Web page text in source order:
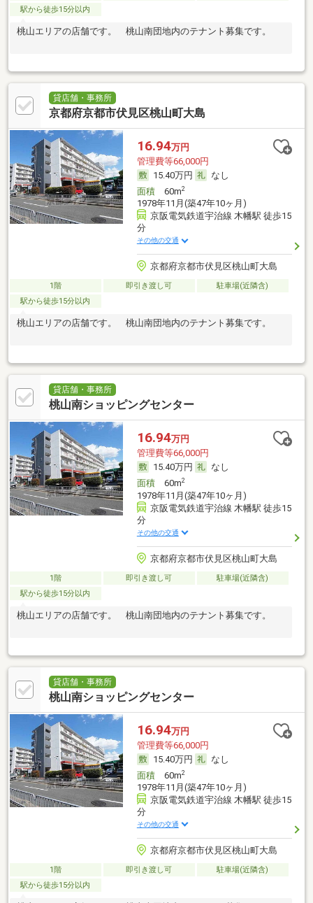
駅から徒歩15分以内
桃山エリアの店舗です。 桃山南団地内のテナント募集です。
貸店舗・事務所
京都府京都市伏見区桃山町大島
16.94万円
管理費等66,000円
15.40万円
なし
面積60m2
1978年11月(築47年10ヶ月)
京阪電気鉄道宇治線 木幡駅 徒歩15
分
その他の交通
京都府京都市伏見区桃山町大島
1階 即引き渡し可
駐車場(近隣含)
駅から徒歩15分以内
桃山エリアの店舗です。 桃山南団地内のテナント募集です。
貸店舗・事務所
桃山南ショッピングセンター
16.94万円
管理費等66,000円
15.40万円
なし
面積60m2
1978年11月(築47年10ヶ月)
京阪電気鉄道宇治線 木幡駅 徒歩15
分
その他の交通
京都府京都市伏見区桃山町大島
1階 即引き渡し可
駐車場(近隣含)
駅から徒歩15分以内
桃山エリアの店舗です。 桃山南団地内のテナント募集です。
貸店舗・事務所
桃山南ショッピングセンター
16.94万円
管理費等66,000円
15.40万円
なし
面積60m2
1978年11月(築47年10ヶ月)
京阪電気鉄道宇治線 木幡駅 徒歩15
分
その他の交通
京都府京都市伏見区桃山町大島
1階 即引き渡し可
駐車場(近隣含)
駅から徒歩15分以内